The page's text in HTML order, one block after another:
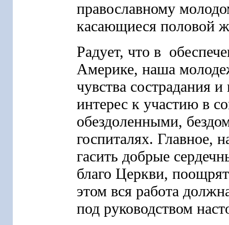
православному
касающиеся половой
Радует, что в
Америке, наша
чувства сострадания
интерес к участию в
обездоленными,
госпиталях. Главное,
гасить добрые
благо Церкви,
этом вся работа
под руководством